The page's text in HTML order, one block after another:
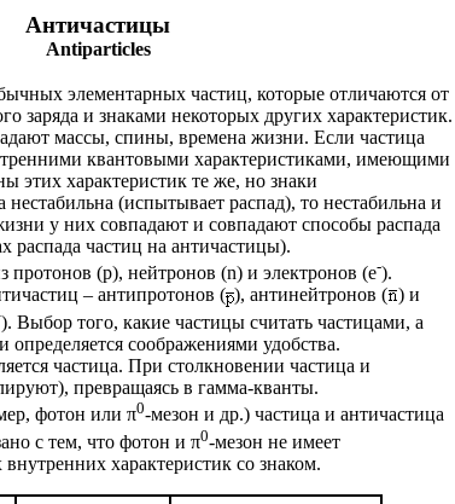
Античастицы
Antiparticles
элементарных частиц, которые отличаются от
заряда и знаками некоторых других характеристик.
массы, спины, времена жизни. Если частица
квантовыми характеристиками, имеющими
этих характеристик те же, но знаки
(испытывает распад), то нестабильна и
у них совпадают и совпадают способы распада
распада частиц на античастицы).
(р), нейтронов (n) и электронов (е-).
– антипротонов ( ), антинейтронов ( ) и
). Выбор того, какие частицы считать частицами, а
определяется соображениями удобства.
частица. При столкновении частица и
превращаясь в гамма-кванты.
фотон или π0-мезон и др.) частица и античастица
с тем, что фотон и π0-мезон не имеет
внутренних характеристик со знаком.